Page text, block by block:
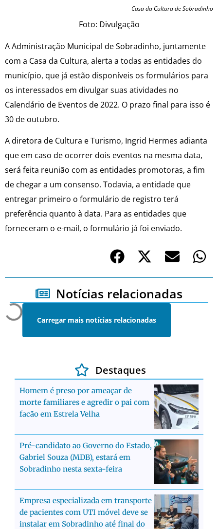
Casa da Cultura de Sobradinho
Foto: Divulgação
A Administração Municipal de Sobradinho, juntamente
com a Casa da Cultura, alerta a todas as entidades do
município, que já estão disponíveis os formulários para
os interessados em divulgar suas atividades no
Calendário de Eventos de 2022. O prazo final para isso é
30 de outubro.
A diretora de Cultura e Turismo, Ingrid Hermes adianta
que em caso de ocorrer dois eventos na mesma data,
será feita reunião com as entidades promotoras, a fim
de chegar a um consenso. Todavia, a entidade que
entregar primeiro o formulário de registro terá
preferência quanto à data. Para as entidades que
forneceram o e-mail, o formulário já foi enviado.
Notícias relacionadas
Carregar mais notícias relacionadas
Destaques
Homem é preso por ameaçar de
morte familiares e agredir o pai com
facão em Estrela Velha
Pré-candidato ao Governo do Estado,
Gabriel Souza (MDB), estará em
Sobradinho nesta sexta-feira
Empresa especializada em transporte
de pacientes com UTI móvel deve se
instalar em Sobradinho até final do